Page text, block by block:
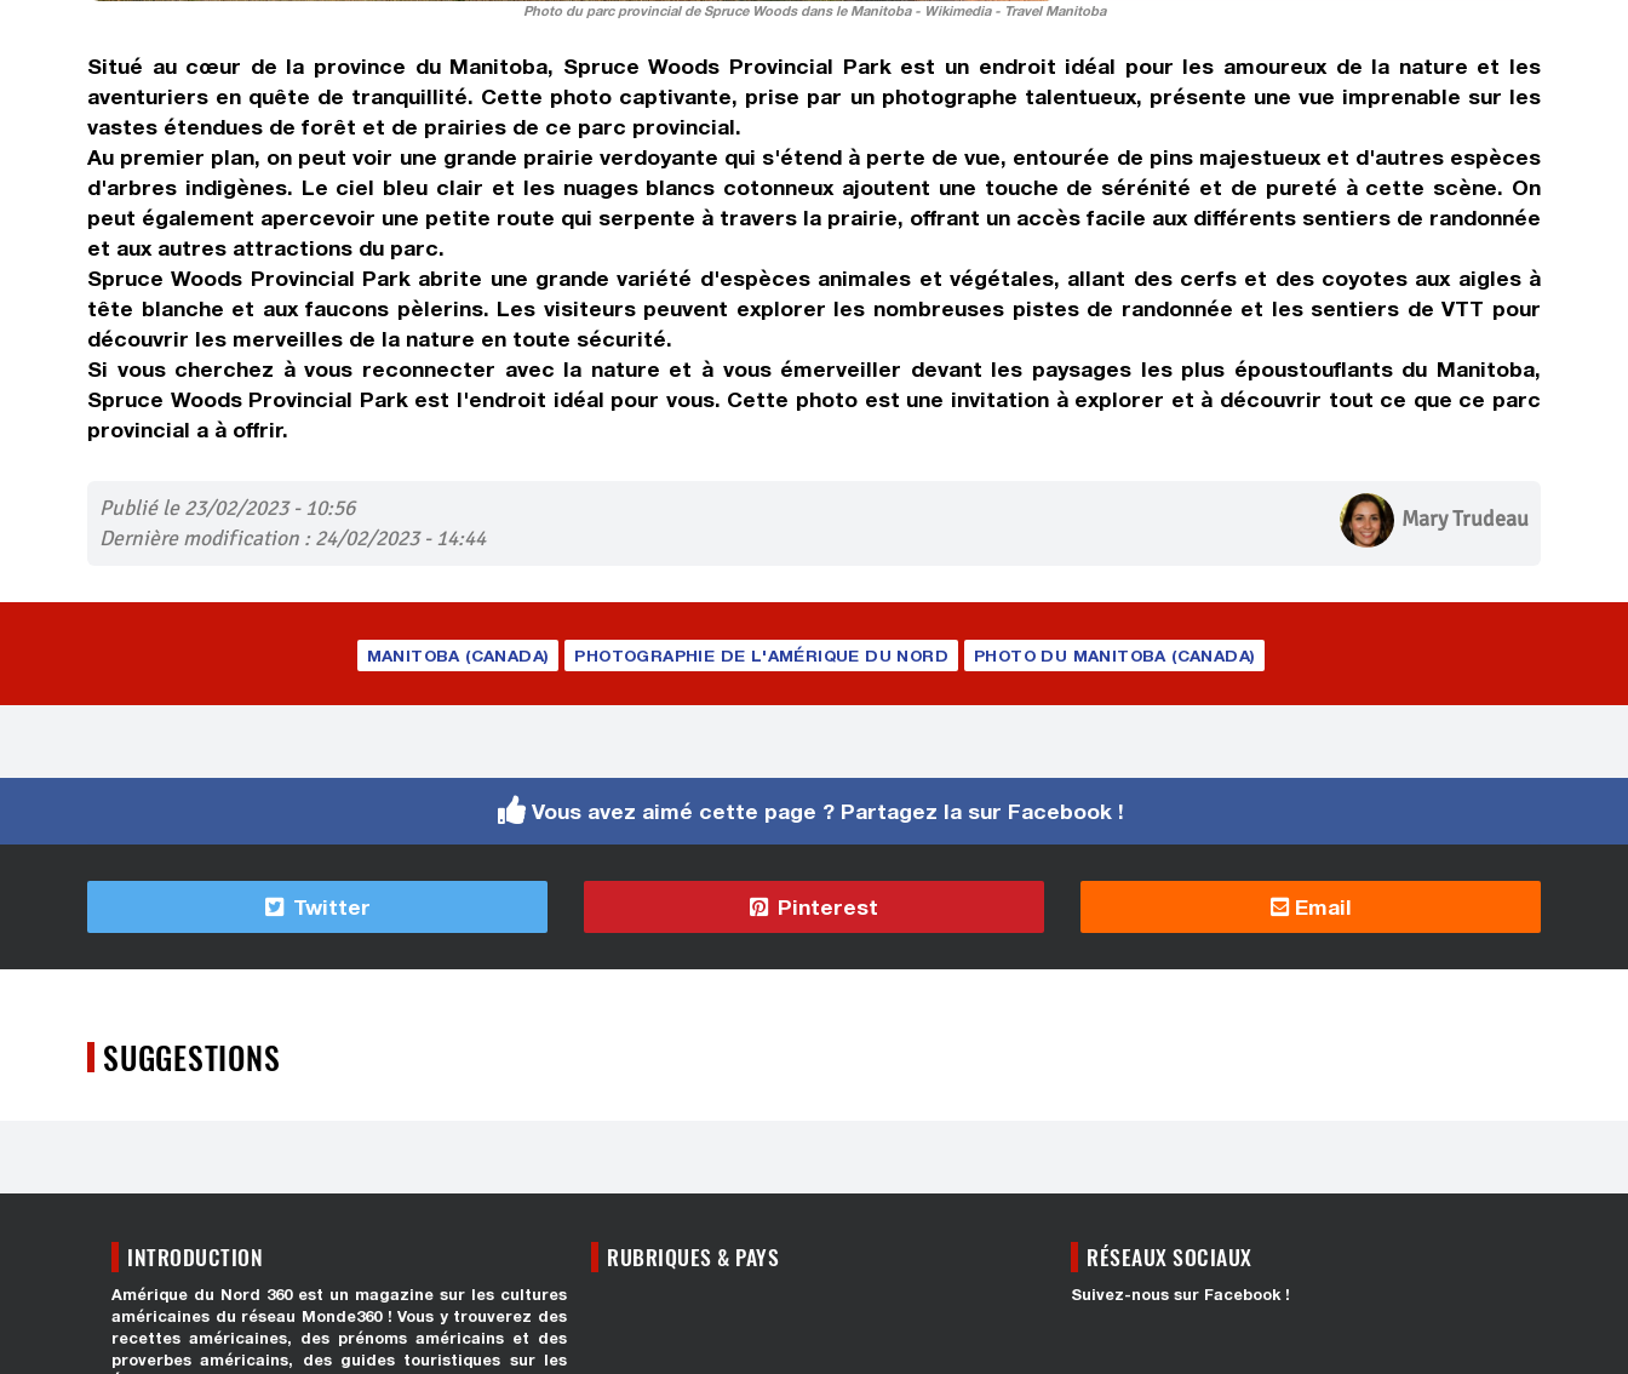
Photo du parc provincial de Spruce Woods dans le Manitoba - Wikimedia - Travel Manitoba
Situé au cœur de la province du Manitoba, Spruce Woods Provincial Park est un endroit idéal pour les amoureux de la nature et les
aventuriers en quête de tranquillité. Cette photo captivante, prise par un photographe talentueux, présente une vue imprenable sur les
vastes étendues de forêt et de prairies de ce parc provincial.
Au premier plan, on peut voir une grande prairie verdoyante qui s'étend à perte de vue, entourée de pins majestueux et d'autres espèces
d'arbres indigènes. Le ciel bleu clair et les nuages blancs cotonneux ajoutent une touche de sérénité et de pureté à cette scène. On
peut également apercevoir une petite route qui serpente à travers la prairie, offrant un accès facile aux différents sentiers de randonnée
et aux autres attractions du parc.
Spruce Woods Provincial Park abrite une grande variété d'espèces animales et végétales, allant des cerfs et des coyotes aux aigles à
tête blanche et aux faucons pèlerins. Les visiteurs peuvent explorer les nombreuses pistes de randonnée et les sentiers de VTT pour
découvrir les merveilles de la nature en toute sécurité.
Si vous cherchez à vous reconnecter avec la nature et à vous émerveiller devant les paysages les plus époustouflants du Manitoba,
Spruce Woods Provincial Park est l'endroit idéal pour vous. Cette photo est une invitation à explorer et à découvrir tout ce que ce parc
provincial a à offrir.
Publié le 23/02/2023 - 10:56
Dernière modification : 24/02/2023 - 14:44
Mary Trudeau
MANITOBA (CANADA) PHOTOGRAPHIE DE L'AMÉRIQUE DU NORD PHOTO DU MANITOBA (CANADA)
Vous avez aimé cette page ? Partagez la sur Facebook !
Twitter Pinterest Email
SUGGESTIONS
INTRODUCTION
Amérique du Nord 360 est un magazine sur les cultures
américaines du réseau Monde360 ! Vous y trouverez des
recettes américaines, des prénoms américains et des
proverbes américains, des guides touristiques sur les
RUBRIQUES & PAYS RÉSEAUX SOCIAUX
Suivez-nous sur Facebook !